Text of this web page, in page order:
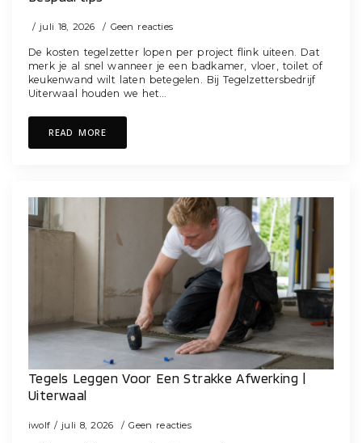
juli 18, 2026 Geen reacties
De kosten tegelzetter lopen per project flink uiteen. Dat
merk je al snel wanneer je een badkamer, vloer, toilet of
keukenwand wilt laten betegelen. Bij Tegelzettersbedrijf
Uiterwaal houden we het…
READ MORE
Tegels Leggen Voor Een Strakke Afwerking |
Uiterwaal
iwolf juli 8, 2026 Geen reacties